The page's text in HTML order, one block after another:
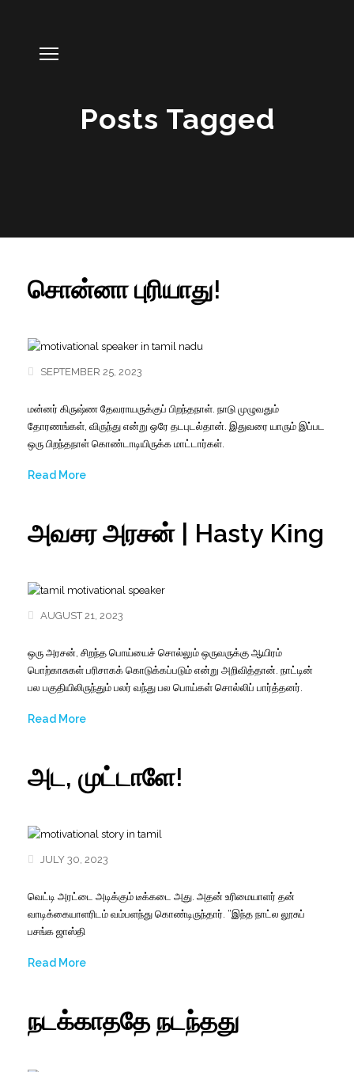
Posts Tagged
சொன்னா புரியாது!
SEPTEMBER 25, 2023
மன்னர் கிருஷ்ண தேவராயருக்குப் பிறந்தநாள். நாடு முழுவதும்
தோரணங்கள், விருந்து என்று ஒரே தடபுடல்தான். இதுவரை யாரும் இப்பட
ஒரு பிறந்தநாள் கொண்டாடியிருக்க மாட்டார்கள்.
Read More
அவசர அரசன் | Hasty King
AUGUST 21, 2023
ஒரு அரசன், சிறந்த பொய்யைச் சொல்லும் ஒருவருக்கு ஆயிரம்
பொற்காசுகள் பரிசாகக் கொடுக்கப்படும் என்று அறிவித்தான். நாட்டின்
பல பகுதியிலிருந்தும் பலர் வந்து பல பொய்கள் சொல்லிப் பார்த்தனர்.
Read More
அட, முட்டாளே!
JULY 30, 2023
வெட்டி அரட்டை அடிக்கும் டீக்கடை அது. அதன் உரிமையாளர் தன்
வாடிக்கையாளரிடம் வம்பளந்து கொண்டிருந்தார். “இந்த நாட்ல லூசுப்
பசங்க ஜாஸ்தி
Read More
நடக்காததே நடந்தது